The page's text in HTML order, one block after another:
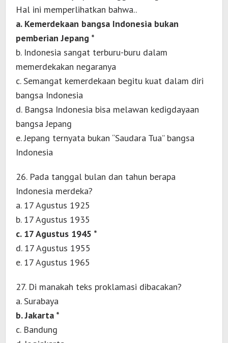
Hal ini memperlihatkan bahwa..
a. Kemerdekaan bangsa Indonesia bukan
pemberian Jepang *
b. Indonesia sangat terburu-buru dalam
memerdekakan negaranya
c. Semangat kemerdekaan begitu kuat dalam diri
bangsa Indonesia
d. Bangsa Indonesia bisa melawan kedigdayaan
bangsa Jepang
e. Jepang ternyata bukan “Saudara Tua” bangsa
Indonesia
26. Pada tanggal bulan dan tahun berapa
Indonesia merdeka?
a. 17 Agustus 1925
b. 17 Agustus 1935
c. 17 Agustus 1945 *
d. 17 Agustus 1955
e. 17 Agustus 1965
27. Di manakah teks proklamasi dibacakan?
a. Surabaya
b. Jakarta *
c. Bandung